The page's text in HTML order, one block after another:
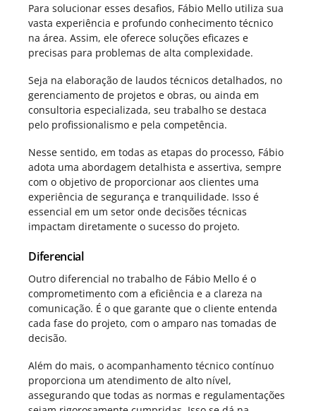
Para solucionar esses desafios, Fábio Mello utiliza sua
vasta experiência e profundo conhecimento técnico
na área. Assim, ele oferece soluções eficazes e
precisas para problemas de alta complexidade.
Seja na elaboração de laudos técnicos detalhados, no
gerenciamento de projetos e obras, ou ainda em
consultoria especializada, seu trabalho se destaca
pelo profissionalismo e pela competência.
Nesse sentido, em todas as etapas do processo, Fábio
adota uma abordagem detalhista e assertiva, sempre
com o objetivo de proporcionar aos clientes uma
experiência de segurança e tranquilidade. Isso é
essencial em um setor onde decisões técnicas
impactam diretamente o sucesso do projeto.
Diferencial
Outro diferencial no trabalho de Fábio Mello é o
comprometimento com a eficiência e a clareza na
comunicação. É o que garante que o cliente entenda
cada fase do projeto, com o amparo nas tomadas de
decisão.
Além do mais, o acompanhamento técnico contínuo
proporciona um atendimento de alto nível,
assegurando que todas as normas e regulamentações